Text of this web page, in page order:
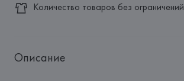
Количество товаров без ограничений
Описание